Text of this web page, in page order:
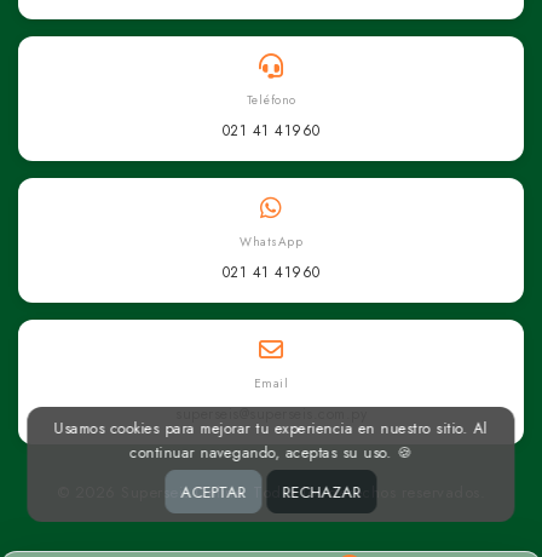
Teléfono
021 41 41960
WhatsApp
021 41 41960
Email
superseis@superseis.com.py
© 2026 Superseis Online. Todos los derechos reservados.
Usamos cookies para mejorar tu experiencia en nuestro sitio. Al
continuar navegando, aceptas su uso. 🍪
ACEPTAR RECHAZAR